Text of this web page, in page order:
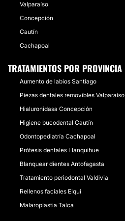
Valparaíso
Concepción
Cautín
Cachapoal
TRATAMIENTOS POR PROVINCIA
Aumento de labios Santiago
Piezas dentales removibles Valparaíso
Hialuronidasa Concepción
Higiene bucodental Cautín
Odontopediatría Cachapoal
Prótesis dentales Llanquihue
Blanquear dientes Antofagasta
Tratamiento periodontal Valdivia
Rellenos faciales Elqui
Malaroplastia Talca